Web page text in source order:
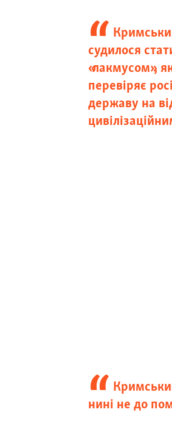
судилося
«лакмусом»,
перевіряє
державу на
нині не до